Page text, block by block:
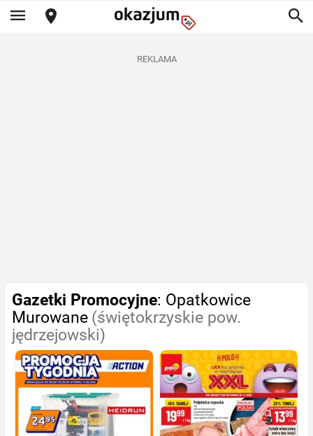
REKLAMA
Gazetki Promocyjne: Opatkowice
Murowane (świętokrzyskie pow.
jędrzejowski)